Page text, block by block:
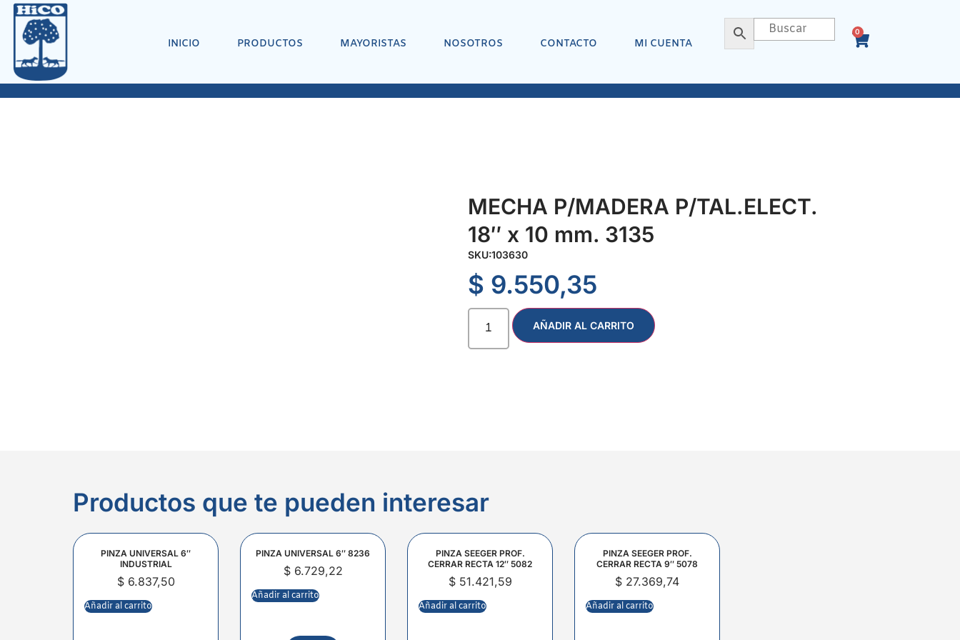
INICIO PRODUCTOS MAYORISTAS NOSOTROS CONTACTO MI CUENTA
0
MECHA P/MADERA P/TAL.ELECT.
18″ x 10 mm. 3135
SKU:103630
$ 9.550,35
AÑADIR AL CARRITO
Productos que te pueden interesar
PINZA UNIVERSAL 6″
INDUSTRIAL
$6.837,50
Añadir al carrito
PINZA UNIVERSAL 6″ 8236
$6.729,22
Añadir al carrito
PINZA SEEGER PROF.
CERRAR RECTA 12″ 5082
$51.421,59
Añadir al carrito
PINZA SEEGER PROF.
CERRAR RECTA 9″ 5078
$ 27.369,74
Añadir al carrito